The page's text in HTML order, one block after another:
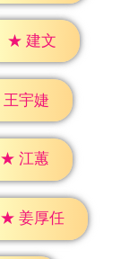
★ 建文
王宇婕
★ 江蕙
★ 姜厚任